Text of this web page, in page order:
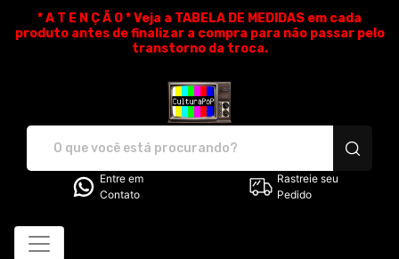
* A T E N Ç Ã O * Veja a TABELA DE MEDIDAS em cada
produto antes de finalizar a compra para não passar pelo
transtorno da troca.
Entre em
Contato
Rastreie seu
Pedido